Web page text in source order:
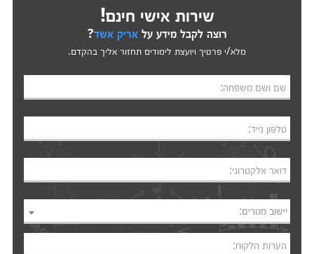
שירות אישי חינם!
רוצה לקבל מידע עלאריק אשד?
מלא/י פרטיך ויועצת לימודים תחזור אליך בהקדם.
שם ושם משפחה:
טלפון נייד:
דואר אלקטרוני:
יישוב מגורים:
הערות הלקוח: